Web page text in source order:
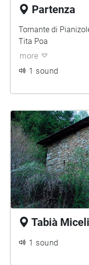
Partenza
Tornante di
Tita Poa
more
1 sound
Tabià
1 sound